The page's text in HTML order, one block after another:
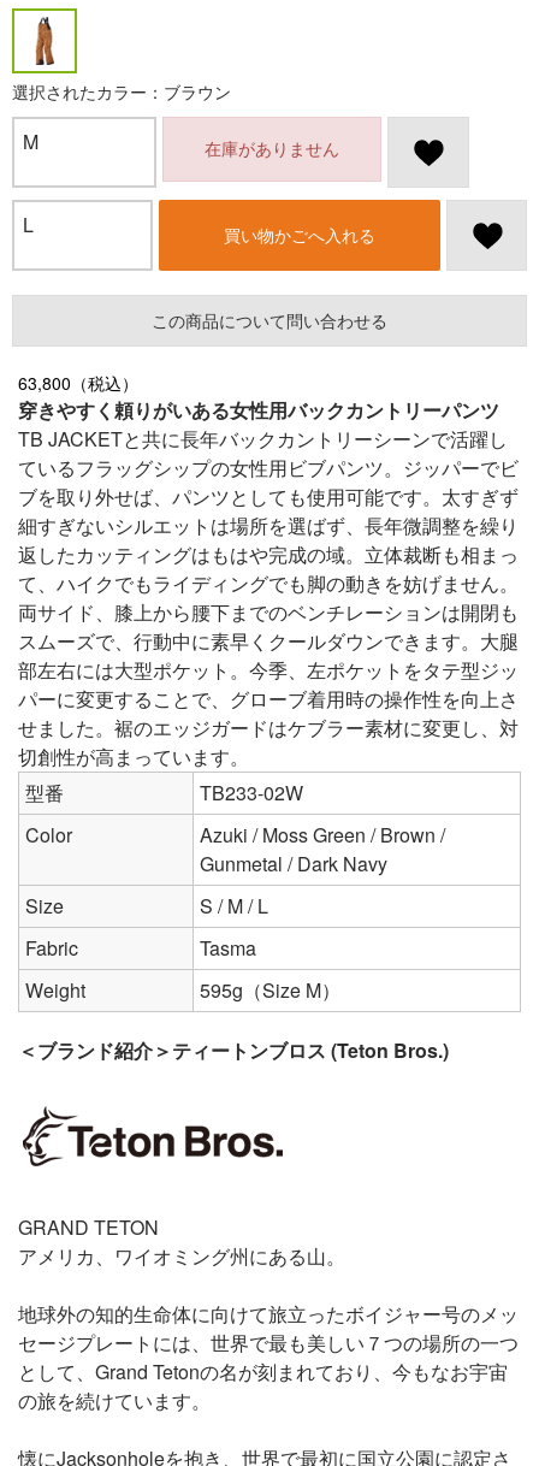
選択されたカラー：ブラウン
M 在庫がありません
L 買い物かごへ入れる
この商品について問い合わせる
63,800 （税込）
穿きやすく頼りがいある女性用バックカントリーパンツ
TB JACKETと共に長年バックカントリーシーンで活躍し
ているフラッグシップの女性用ビブパンツ。ジッパーでビ
ブを取り外せば、パンツとしても使用可能です。太すぎず
細すぎないシルエットは場所を選ばず、長年微調整を繰り
返したカッティングはもはや完成の域。立体裁断も相まっ
て、ハイクでもライディングでも脚の動きを妨げません。
両サイド、膝上から腰下までのベンチレーションは開閉も
スムーズで、行動中に素早くクールダウンできます。大腿
部左右には大型ポケット。今季、左ポケットをタテ型ジッ
パーに変更することで、グローブ着用時の操作性を向上さ
せました。裾のエッジガードはケブラー素材に変更し、対
切創性が高まっています。
型番
TB233-02W
Color
Azuki / Moss Green / Brown /
Gunmetal / Dark Navy
Size
S / M / L
Fabric
Tasma
Weight
595g（Size M）
＜ブランド紹介＞ティートンブロス (Teton Bros.)
GRAND TETON
アメリカ、ワイオミング州にある山。
地球外の知的生命体に向けて旅立ったボイジャー号のメッ
セージプレートには、世界で最も美しい７つの場所の一つ
として、Grand Tetonの名が刻まれており、今もなお宇宙
の旅を続けています。
懐にJacksonholeを抱き、世界で最初に国立公園に認定さ